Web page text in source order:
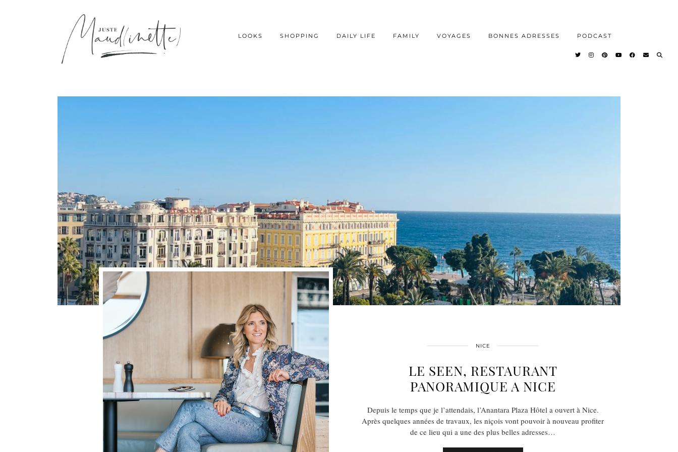
LOOKS SHOPPING DAILY LIFE FAMILY VOYAGES BONNES ADRESSES PODCAST
NICE
LE SEEN, RESTAURANT
PANORAMIQUE A NICE
Depuis le temps que je l’attendais, l’Anantara Plaza Hôtel a ouvert à Nice.
Après quelques années de travaux, les niçois vont pouvoir à nouveau profiter
de ce lieu qui a une des plus belles adresses…